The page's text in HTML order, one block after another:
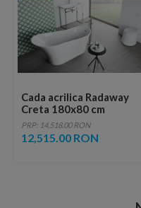
Cada acrilica Radaway
Creta 180x80 cm
PRP: 14,518.00 RON
12,515.00 RON